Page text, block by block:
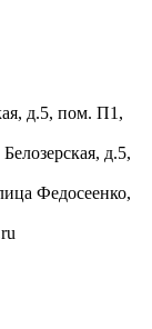
д.5, пом. П1,
д.5,
Федосеенко,